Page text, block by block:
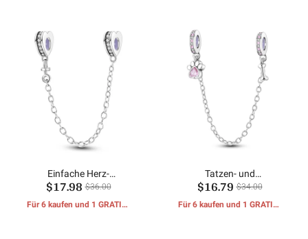
Einfache Herz-
Sicherheitskette
$17.98 $36.00
Für 6 kaufen und 1 GRATIS-
Tatzen- und
Knochensicherheitskette
$16.79 $34.00
Für 6 kaufen und 1 GRATIS-